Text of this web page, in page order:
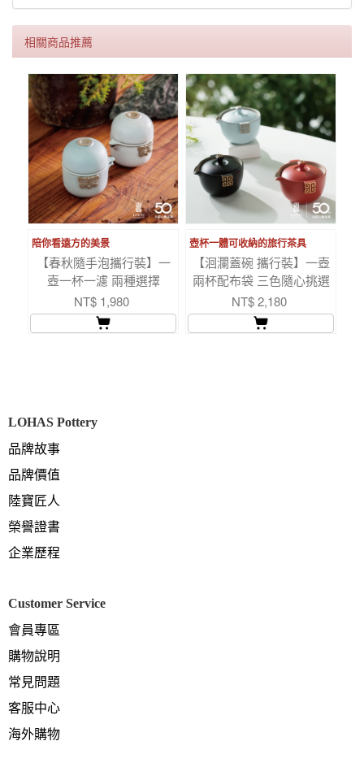
相關商品推薦
陪你看遠方的美景
【春秋隨手泡攜行裝】一
壺一杯一濾 兩種選擇
NT$ 1,980
壺杯一體可收納的旅行茶具
【洄瀾蓋碗 攜行裝】一壺
兩杯配布袋 三色隨心挑選
NT$ 2,180
LOHAS Pottery
品牌故事
品牌價值
陸寶匠人
榮譽證書
企業歷程
Customer Service
會員專區
購物說明
常見問題
客服中心
海外購物